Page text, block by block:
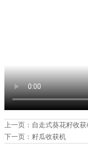
上一页： 自走式葵花籽收获
下一页： 籽瓜收获机